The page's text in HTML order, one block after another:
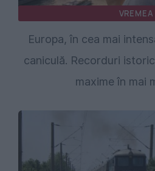
VREMEA
Europa, în cea mai
caniculă. Recorduri
maxime în mai